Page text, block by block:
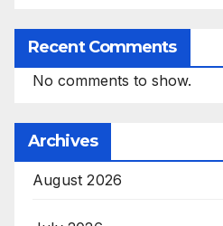
Recent Comments
No comments to show.
Archives
August 2026